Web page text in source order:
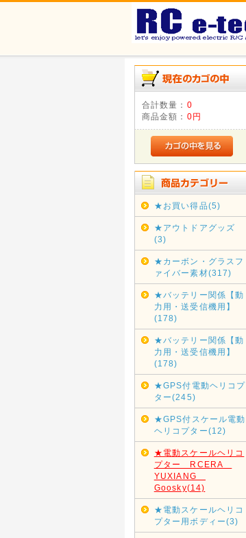
合計数量： 0
商品金額： 0円
★お買い得品(5)
★アウトドアグッズ
(3)
★カーボン・グラスフ
ァイバー素材(317)
★バッテリー関係【動
力用・送受信機用】
(178)
★バッテリー関係【動
力用・送受信機用】
(178)
★GPS付電動ヘリコプ
ター(245)
★GPS付スケール電動
ヘリコプター(12)
★電動スケールヘリコ
プター RCERA
YUXIANG
Goosky(14)
★電動スケールヘリコ
プター用ボディー(3)